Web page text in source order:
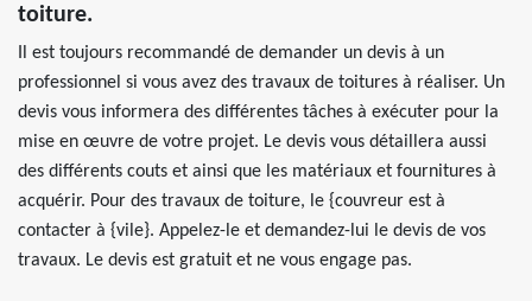
toiture.
Il est toujours recommandé de demander un devis à un
professionnel si vous avez des travaux de toitures à réaliser. Un
devis vous informera des différentes tâches à exécuter pour la
mise en œuvre de votre projet. Le devis vous détaillera aussi
des différents couts et ainsi que les matériaux et fournitures à
acquérir. Pour des travaux de toiture, le {couvreur est à
contacter à {vile}. Appelez-le et demandez-lui le devis de vos
travaux. Le devis est gratuit et ne vous engage pas.